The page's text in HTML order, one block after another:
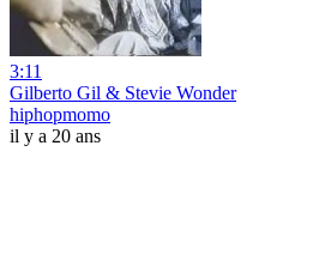
3:11
Gilberto Gil & Stevie Wonder
hiphopmomo
il y a 20 ans